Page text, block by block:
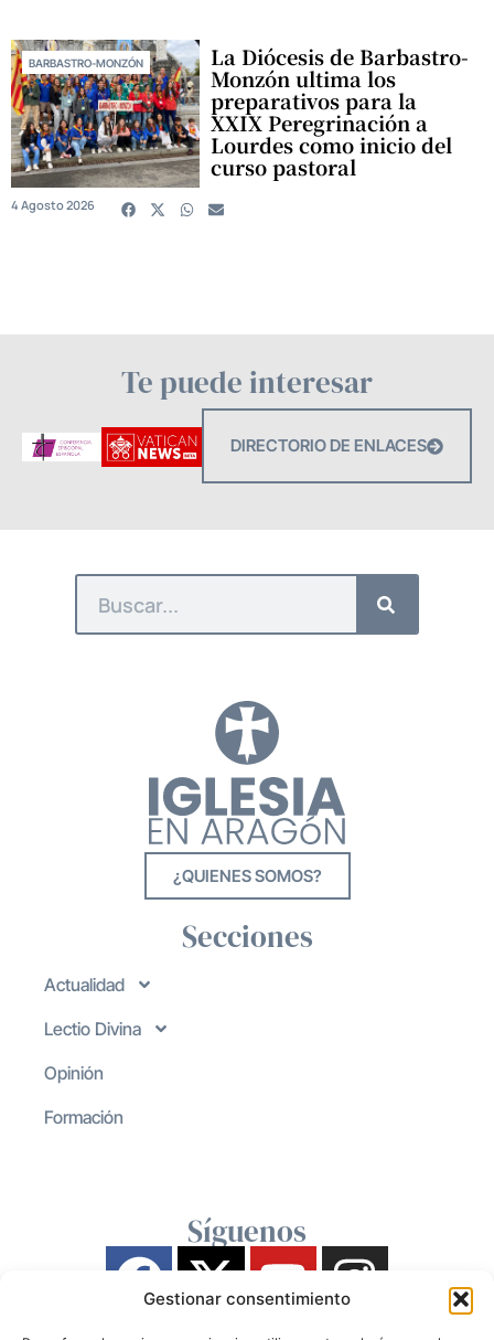
Gestionar consentimiento
BARBASTRO-MONZÓN La Diócesis de Barbastro-
Monzón ultima los
preparativos para la
XXIX Peregrinación a
Lourdes como inicio del
curso pastoral
4 Agosto 2026
Te puede interesar
DIRECTORIO DE ENLACES
¿QUIENES SOMOS?
Secciones
Actualidad
Lectio Divina
Opinión
Formación
Síguenos